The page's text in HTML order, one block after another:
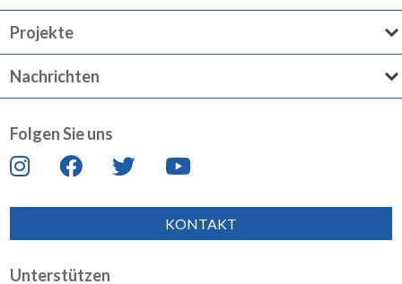
Projekte
Nachrichten
Folgen Sie uns
KONTAKT
Unterstützen